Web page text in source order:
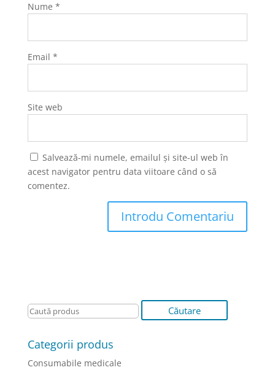
Nume *
Email *
Site web
Salvează-mi numele, emailul și site-ul web în
acest navigator pentru data viitoare când o să
comentez.
Categorii produs
Consumabile medicale